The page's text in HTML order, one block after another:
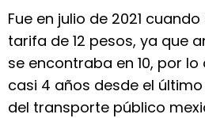
Fue en julio de 2021
tarifa de 12 pesos, ya que
se encontraba en 10, por
casi 4 años desde el
del transporte público